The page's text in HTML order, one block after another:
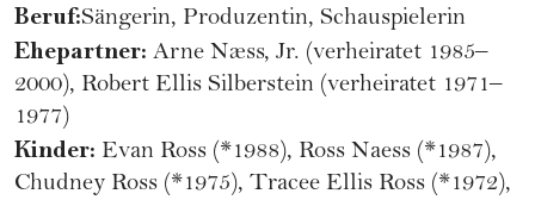
Beruf:Sängerin, Produzentin, Schauspielerin
Ehepartner: Arne Næss, Jr. (verheiratet 1985–
2000), Robert Ellis Silberstein (verheiratet 1971–
1977)
Kinder: Evan Ross (*1988), Ross Naess (*1987),
Chudney Ross (*1975), Tracee Ellis Ross (*1972),